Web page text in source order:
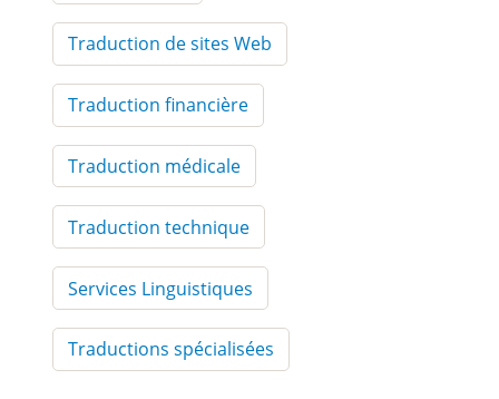
Traduction de sites Web
Traduction financière
Traduction médicale
Traduction technique
Services Linguistiques
Traductions spécialisées